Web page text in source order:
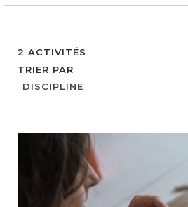
2 ACTIVITÉS
TRIER PAR